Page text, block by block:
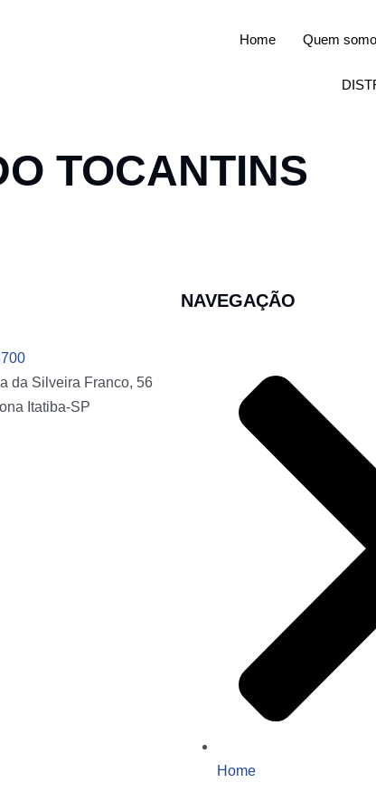
Home Quem
TOCANTINS
da Silveira Franco, 56
Itatiba-SP
NAVEGAÇÃO
Home